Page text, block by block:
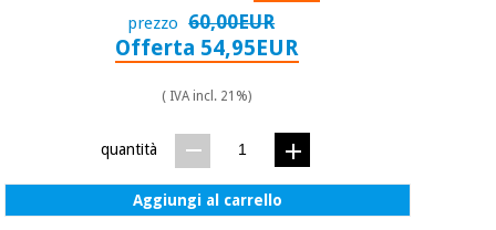
prezzo 60,00EUR
Offerta 54,95EUR
( IVA incl. 21%)
quantità
Aggiungi al carrello